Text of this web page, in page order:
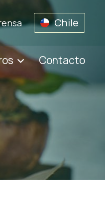
Chile
Contacto